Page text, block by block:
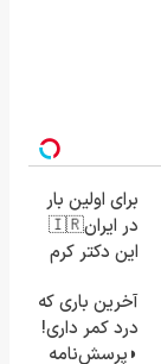
برای اولین بار
در ایران🇮🇷
این دکتر کرم
23 روزه
ساخت!
آخرین باری که
درد کمر داری!
◗پرسش‌نامه